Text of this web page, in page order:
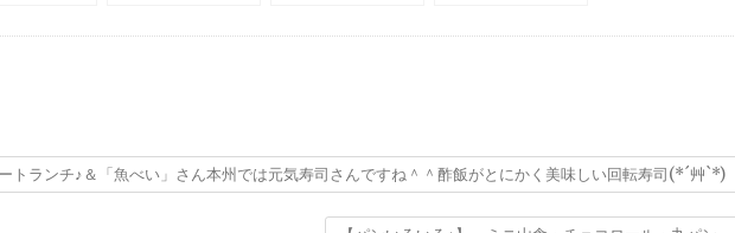
トランチ♪＆「魚べい」さん本州では元気寿司さんですね＾＾酢飯がとにかく美味しい回転寿司(*´艸`*)